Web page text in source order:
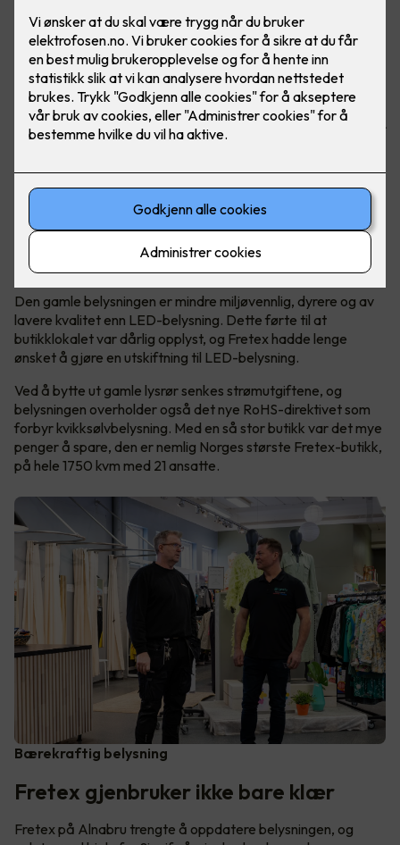
Butikken har spart masse penger på å bytte ut gamle lysrør
Utgått belysning måtte erstattes
Lysarmaturene i Fretex-butikken på Alnabru hadde
konvensjonelle lysstoffrør som inneholdt kvikksølv.
Den gamle belysningen er mindre miljøvennlig, dyrere og av
lavere kvalitet enn LED-belysning. Dette førte til at
butikklokalet var dårlig opplyst, og Fretex hadde lenge
ønsket å gjøre en utskiftning til LED-belysning.
Ved å bytte ut gamle lysrør senkes strømutgiftene, og
belysningen overholder også det nye RoHS-direktivet som
forbyr kvikksølvbelysning. Med en så stor butikk var det mye
penger å spare, den er nemlig Norges største Fretex-butikk,
på hele 1750 kvm med 21 ansatte.
Bærekraftig belysning
Fretex gjenbruker ikke bare klær
Fretex på Alnabru trengte å oppdatere belysningen, og